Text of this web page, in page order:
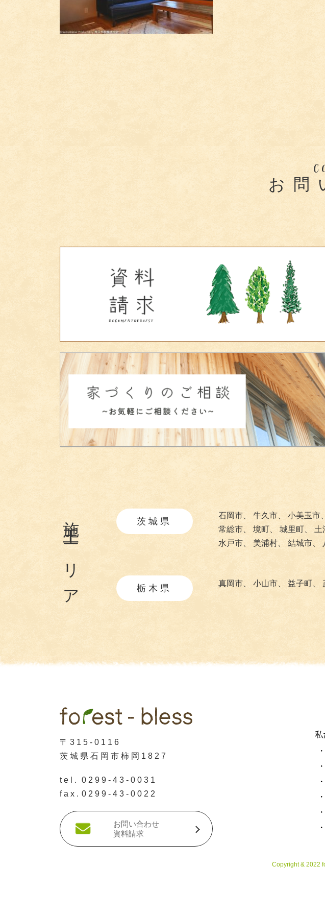
お問
施工エリア 茨城県
石岡市、 牛久市、 小美玉市、
常総市、
境町、 城里町、 土
水戸市、
美浦村、 結城市、
栃木県 真岡市、 小山市、 益子町、
〒315-0116
茨城県石岡市柿岡1827
tel.
0299-43-0031
fax. 0299-43-0022
お問い合わせ
資料請求
私
Copyright & 2022